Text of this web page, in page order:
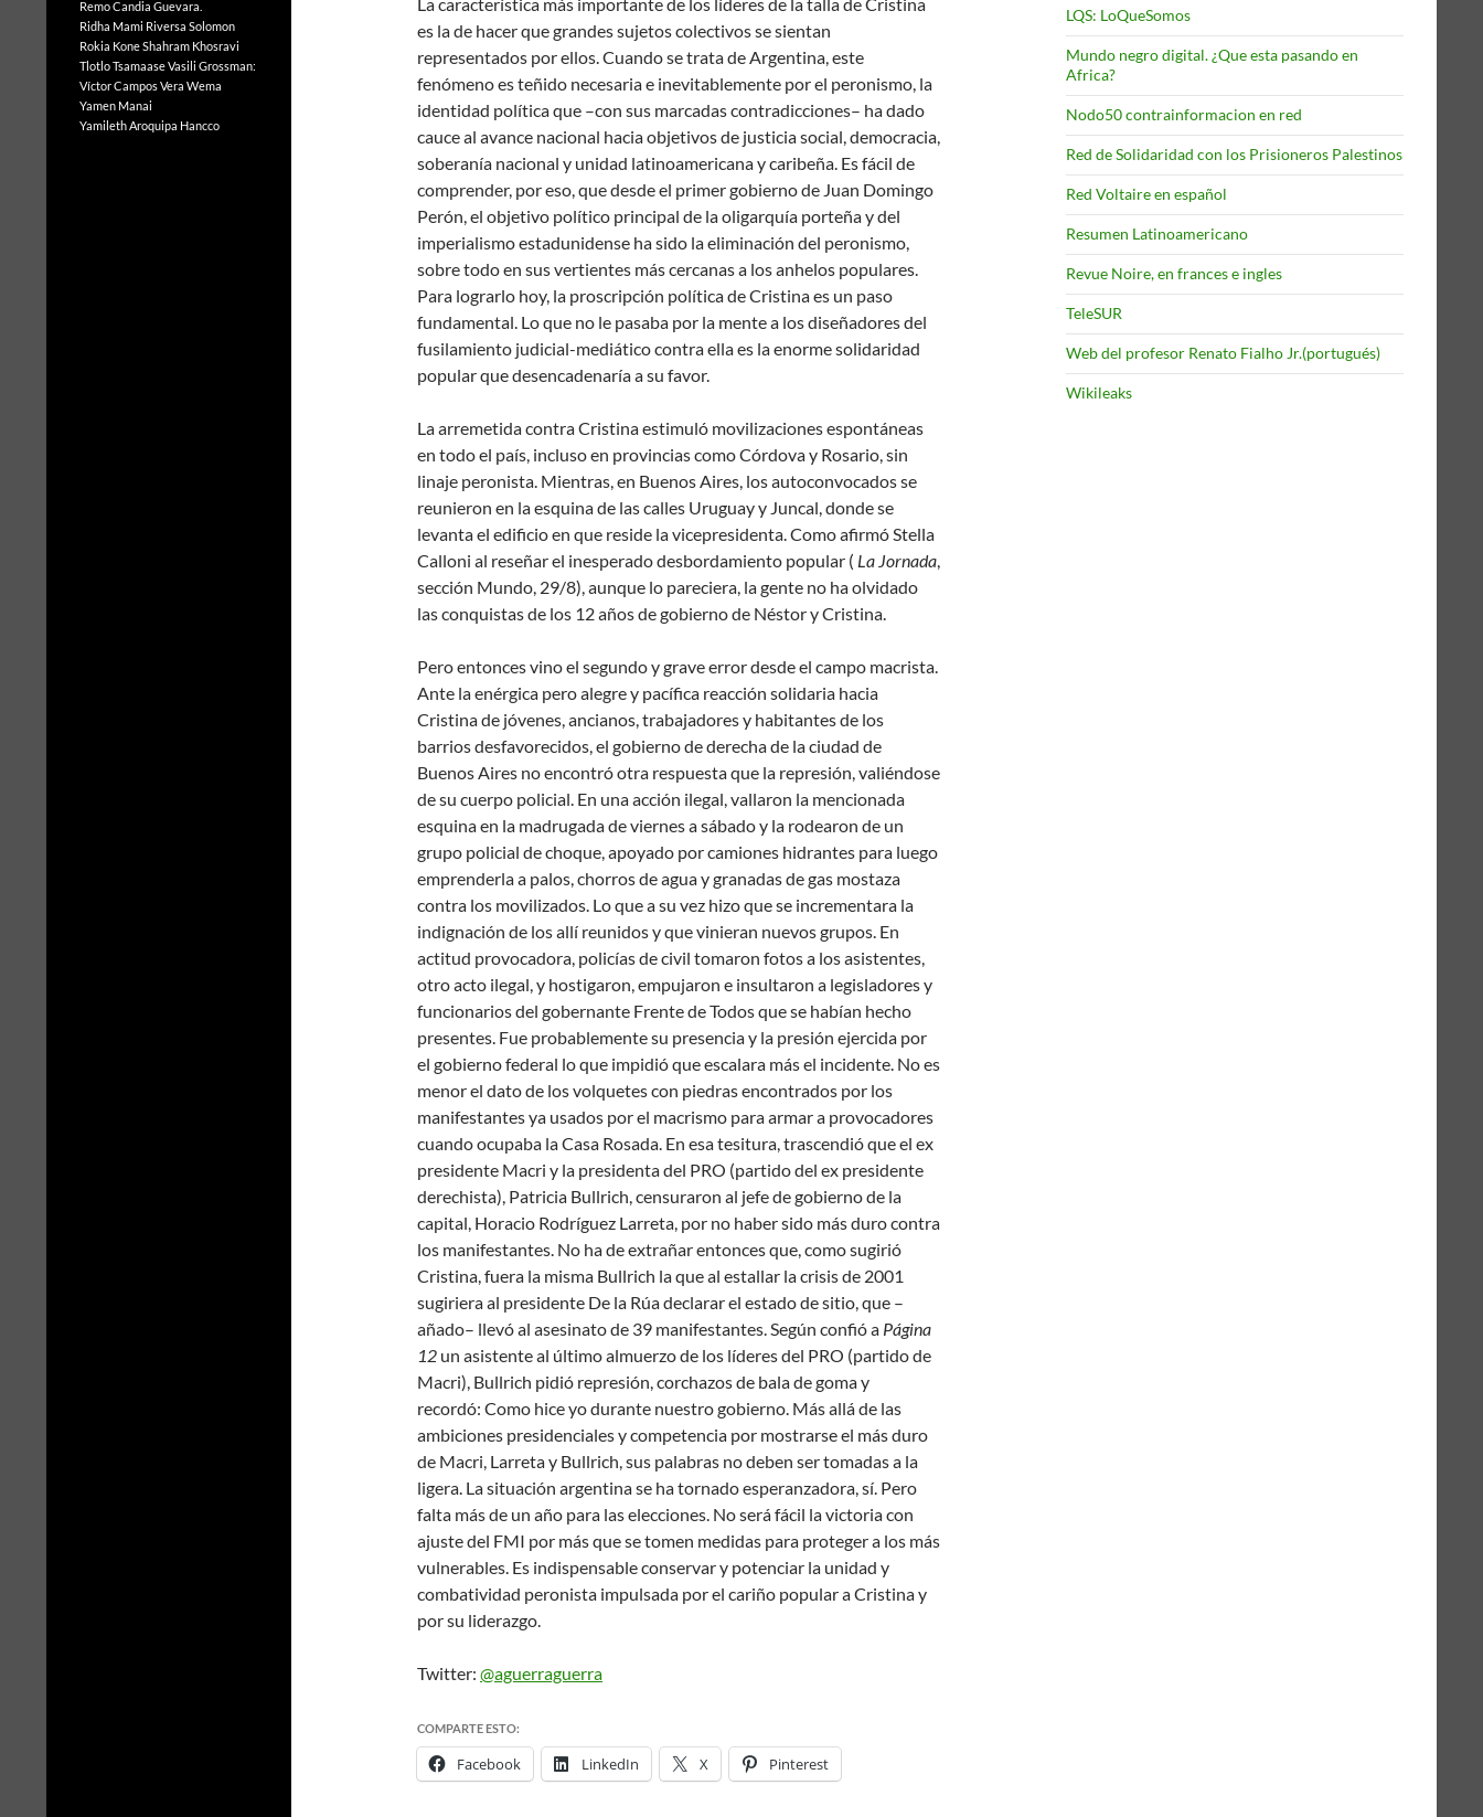
es la de hacer que grandes sujetos colectivos se sientan
representados por ellos. Cuando se trata de Argentina, este
fenómeno es teñido necesaria e inevitablemente por el peronismo, la
identidad política que –con sus marcadas contradicciones– ha dado
cauce al avance nacional hacia objetivos de justicia social, democracia,
soberanía nacional y unidad latinoamericana y caribeña. Es fácil de
comprender, por eso, que desde el primer gobierno de Juan Domingo
Perón, el objetivo político principal de la oligarquía porteña y del
imperialismo estadunidense ha sido la eliminación del peronismo,
sobre todo en sus vertientes más cercanas a los anhelos populares.
Para lograrlo hoy, la proscripción política de Cristina es un paso
fundamental. Lo que no le pasaba por la mente a los diseñadores del
fusilamiento judicial-mediático contra ella es la enorme solidaridad
popular que desencadenaría a su favor.
La arremetida contra Cristina estimuló movilizaciones espontáneas
en todo el país, incluso en provincias como Córdova y Rosario, sin
linaje peronista. Mientras, en Buenos Aires, los autoconvocados se
reunieron en la esquina de las calles Uruguay y Juncal, donde se
levanta el edificio en que reside la vicepresidenta. Como afirmó Stella
Calloni al reseñar el inesperado desbordamiento popular ( La Jornada,
sección Mundo, 29/8), aunque lo pareciera, la gente no ha olvidado
las conquistas de los 12 años de gobierno de Néstor y Cristina.
Pero entonces vino el segundo y grave error desde el campo macrista.
Ante la enérgica pero alegre y pacífica reacción solidaria hacia
Cristina de jóvenes, ancianos, trabajadores y habitantes de los
barrios desfavorecidos, el gobierno de derecha de la ciudad de
Buenos Aires no encontró otra respuesta que la represión, valiéndose
de su cuerpo policial. En una acción ilegal, vallaron la mencionada
esquina en la madrugada de viernes a sábado y la rodearon de un
grupo policial de choque, apoyado por camiones hidrantes para luego
emprenderla a palos, chorros de agua y granadas de gas mostaza
contra los movilizados. Lo que a su vez hizo que se incrementara la
indignación de los allí reunidos y que vinieran nuevos grupos. En
actitud provocadora, policías de civil tomaron fotos a los asistentes,
otro acto ilegal, y hostigaron, empujaron e insultaron a legisladores y
funcionarios del gobernante Frente de Todos que se habían hecho
presentes. Fue probablemente su presencia y la presión ejercida por
el gobierno federal lo que impidió que escalara más el incidente. No es
menor el dato de los volquetes con piedras encontrados por los
manifestantes ya usados por el macrismo para armar a provocadores
cuando ocupaba la Casa Rosada. En esa tesitura, trascendió que el ex
presidente Macri y la presidenta del PRO (partido del ex presidente
derechista), Patricia Bullrich, censuraron al jefe de gobierno de la
capital, Horacio Rodríguez Larreta, por no haber sido más duro contra
los manifestantes. No ha de extrañar entonces que, como sugirió
Cristina, fuera la misma Bullrich la que al estallar la crisis de 2001
sugiriera al presidente De la Rúa declarar el estado de sitio, que –
añado– llevó al asesinato de 39 manifestantes. Según confió a Página
12 un asistente al último almuerzo de los líderes del PRO (partido de
Macri), Bullrich pidió represión, corchazos de bala de goma y
recordó: Como hice yo durante nuestro gobierno. Más allá de las
ambiciones presidenciales y competencia por mostrarse el más duro
de Macri, Larreta y Bullrich, sus palabras no deben ser tomadas a la
ligera. La situación argentina se ha tornado esperanzadora, sí. Pero
falta más de un año para las elecciones. No será fácil la victoria con
ajuste del FMI por más que se tomen medidas para proteger a los más
vulnerables. Es indispensable conservar y potenciar la unidad y
combatividad peronista impulsada por el cariño popular a Cristina y
por su liderazgo.
Twitter: @aguerraguerra
COMPARTE ESTO:
Facebook LinkedIn X Pinterest
LQS: LoQueSomos
Mundo negro digital. ¿Que esta pasando en
Africa?
Nodo50 contrainformacion en red
Red de Solidaridad con los Prisioneros Palestinos
Red Voltaire en español
Resumen Latinoamericano
Revue Noire, en frances e ingles
TeleSUR
Web del profesor Renato Fialho Jr.(portugués)
Wikileaks
Remo Candia Guevara.
Ridha Mami Riversa Solomon
Rokia KoneShahram Khosravi
Tlotlo TsamaaseVasili Grossman:
Víctor Campos Vera Wema
Yamen Manai
Yamileth Aroquipa Hancco